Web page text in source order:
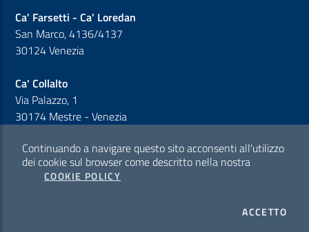
Ca' Farsetti - Ca' Loredan
San Marco, 4136/4137
30124 Venezia
Ca' Collalto
Via Palazzo, 1
30174 Mestre - Venezia
Sezione Link Policy
Cookie policy
Continuando a navigare questo sito acconsenti all'utilizzo
dei cookie sul browser come descritto nella nostra
COOKIE POLICY
ACCETTOI